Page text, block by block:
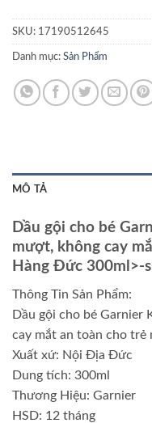
SKU: 17190512645
Danh mục: Sản Phẩm
MÔ TẢ
Dầu gội cho bé
mượt, không cay
Hàng Đức 300ml>-
Thông Tin Sản Phẩm:
Dầu gội cho bé Garnier
cay mắt an toàn cho trẻ
Xuất xứ: Nội Địa Đức
Dung tích: 300ml
Thương Hiệu: Garnier
HSD: 12 tháng